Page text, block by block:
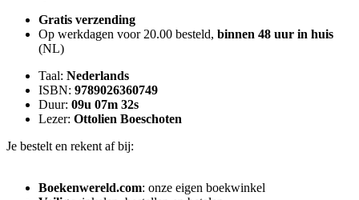
Gratis verzending
Op werkdagen voor 20.00 besteld, binnen 48 uur in huis
(NL)
Taal: Nederlands
ISBN: 9789026360749
Duur: 09u 07m 32s
Lezer: Ottolien Boeschoten
Je bestelt en rekent af bij:
Boekenwereld.com: onze eigen boekwinkel